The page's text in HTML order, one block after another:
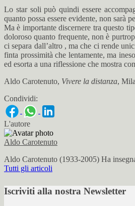
Lo star soli può quindi essere
quanto possa essere evidente, non sarà
Ma è importante discernere tra questo
doloroso quanto frequente, non è
ci separa dall’altro , ma che ci rende
finta prossimità che lentamente, ma
ed esorta a una riflessione che mostra
Aldo Carotenuto, Vivere la distanza,
Condividi:
L'autore
Aldo Carotenuto
Aldo Carotenuto (1933-2005) Ha
Tutti gli articoli
Iscriviti alla nostra Newsletter